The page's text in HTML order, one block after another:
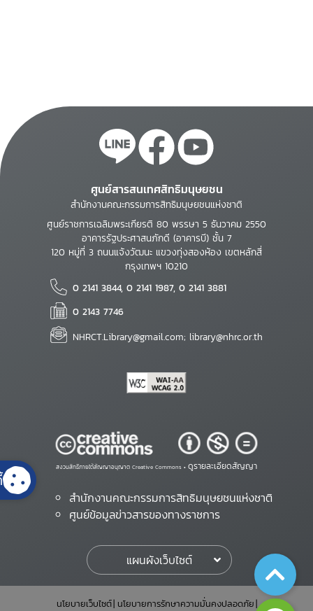
ศูนย์สารสนเทศสิทธิมนุษยชน
สำนักงานคณะกรรมการสิทธิมนุษยชนแห่งชาติ
ศูนย์ราชการเฉลิมพระเกียรติ 80 พรรษา 5 ธันวาคม 2550
อาคารรัฐประศาสนภักดี (อาคารบี) ชั้น 7
120 หมู่ที่ 3 ถนนแจ้งวัฒนะ แขวงทุ่งสองห้อง เขตหลักสี่
กรุงเทพฯ 10210
0 2141 3844, 0 2141 1987, 0 2141 3881
0 2143 7746
NHRCT.Library@gmail.com; library@nhrc.or.th
สงวนสิทธิ์ภายใต้สัญญาอนุญาต Creative Commons • ดูรายละเอียดสัญญา
สำนักงานคณะกรรมการสิทธิมนุษยชนแห่งชาติ
ศูนย์ข้อมูลข่าวสารของทางราชการ
แผนผังเว็บไซต์
นโยบายเว็บไซต์ นโยบายการรักษาความมั่นคงปลอดภัย